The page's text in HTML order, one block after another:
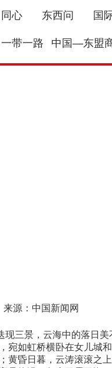
同心 东西问 国
一带一路 中国—东盟
源：中国新闻网
三景，云海中的落日美
如虹桥横卧在女儿城和
黄昏日暮，云涛滚滚之